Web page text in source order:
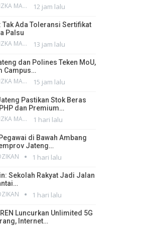
NANDA RIZKA MAHENDRA 12 jam lalu
Tak Ada Toleransi Sertifikat
Palsu
NANDA RIZKA MAHENDRA 13 jam lalu
dan Polines Teken MoU,
Campus…
NANDA RIZKA MAHENDRA 15 jam lalu
Pastikan Stok Beras
dan Premium…
NANDA RIZKA MAHENDRA 1 hari lalu
di Bawah Ambang
Jateng…
1 hari lalu
Sekolah Rakyat Jadi Jalan
1 hari lalu
Luncurkan Unlimited 5G
Internet…